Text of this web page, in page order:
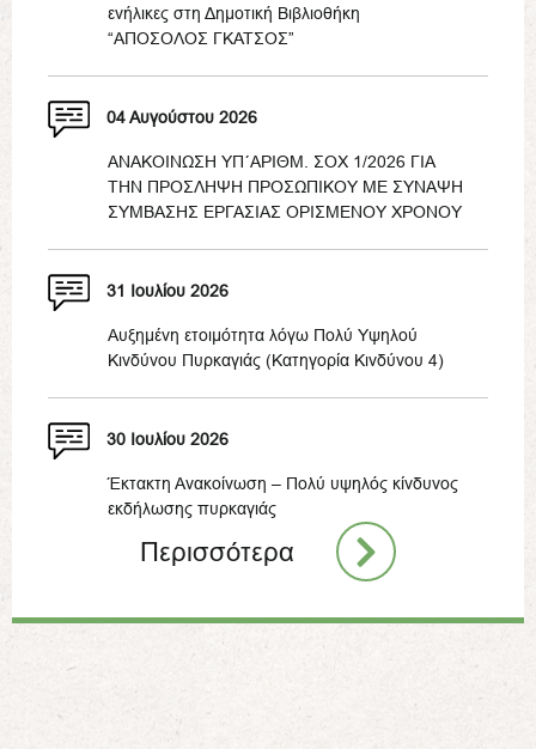
ενήλικες στη Δημοτική Βιβλιοθήκη
“ΑΠΟΣΟΛΟΣ ΓΚΑΤΣΟΣ”
04 Αυγούστου 2026
ΑΝΑΚΟΙΝΩΣΗ ΥΠ΄ΑΡΙΘΜ. ΣΟΧ 1/2026 ΓΙΑ
ΤΗΝ ΠΡΟΣΛΗΨΗ ΠΡΟΣΩΠΙΚΟΥ ΜΕ ΣΥΝΑΨΗ
ΣΥΜΒΑΣΗΣ ΕΡΓΑΣΙΑΣ ΟΡΙΣΜΕΝΟΥ ΧΡΟΝΟΥ
31 Ιουλίου 2026
Αυξημένη ετοιμότητα λόγω Πολύ Υψηλού
Κινδύνου Πυρκαγιάς (Κατηγορία Κινδύνου 4)
30 Ιουλίου 2026
Έκτακτη Ανακοίνωση – Πολύ υψηλός κίνδυνος
εκδήλωσης πυρκαγιάς
Περισσότερα